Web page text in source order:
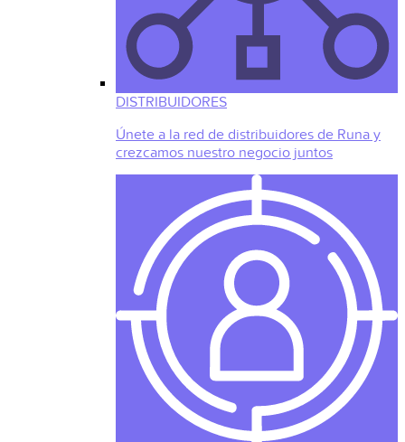
DISTRIBUIDORES
Únete a la red de distribuidores de Runa y
crezcamos nuestro negocio juntos